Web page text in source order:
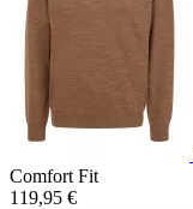
Comfort Fit
119,95 €